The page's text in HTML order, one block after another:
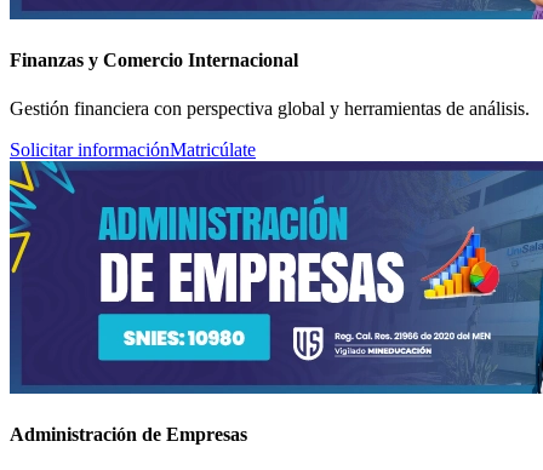
Finanzas y Comercio Internacional
Gestión financiera con perspectiva global y herramientas de análisis.
Solicitar informaciónMatricúlate
Administración de Empresas